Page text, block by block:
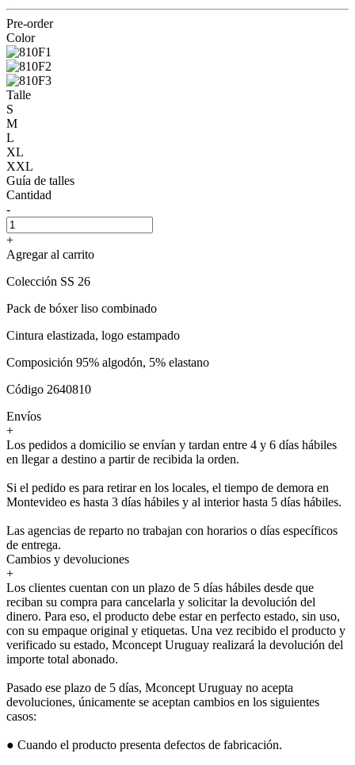
Pre-order
Color
Talle
S
M
L
XL
XXL
Guía de talles
Cantidad
-
+
Agregar al carrito
Colección SS 26
Pack de bóxer liso combinado
Cintura elastizada, logo estampado
Composición 95% algodón, 5% elastano
Código 2640810
Envíos
+
Los pedidos a domicilio se envían y tardan entre 4 y 6 días hábiles
en llegar a destino a partir de recibida la orden.
Si el pedido es para retirar en los locales, el tiempo de demora en
Montevideo es hasta 3 días hábiles y al interior hasta 5 días hábiles.
Las agencias de reparto no trabajan con horarios o días específicos
de entrega.
Cambios y devoluciones
+
Los clientes cuentan con un plazo de 5 días hábiles desde que
reciban su compra para cancelarla y solicitar la devolución del
dinero. Para eso, el producto debe estar en perfecto estado, sin uso,
con su empaque original y etiquetas. Una vez recibido el producto y
verificado su estado, Mconcept Uruguay realizará la devolución del
importe total abonado.
Pasado ese plazo de 5 días, Mconcept Uruguay no acepta
devoluciones, únicamente se aceptan cambios en los siguientes
casos:
● Cuando el producto presenta defectos de fabricación.